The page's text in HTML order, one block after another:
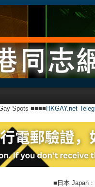
Spots ■■■■ HKGAY.net
■日本 Japan：